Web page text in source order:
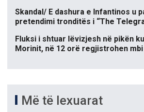
Skandal/ E dashura e Infantinos u
pretendimi tronditës i “The
Fluksi i shtuar lëvizjesh në pikën
Morinit, në 12 orë regjistrohen
Më të lexuarat